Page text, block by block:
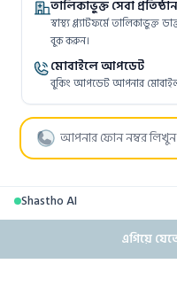
তালিকাভুক্ত সেবা প্রতিষ্ঠান
স্বাস্থ্য প্ল্যাটফর্মে তালিকাভুক্ত
বুক করুন।
মোবাইলে আপডেট
বুকিং আপডেট আপনার মোবাইল
এগিয়ে
Shastho AI